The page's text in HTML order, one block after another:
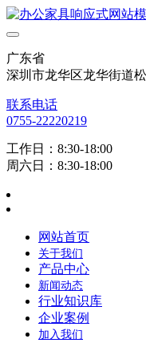
广东省
深圳市龙华区龙华街道
联系电话
0755-22220219
工作日：8:30-18:00
周六日：8:30-18:00
网站首页
关于我们
产品中心
新闻动态
行业知识库
企业案例
加入我们